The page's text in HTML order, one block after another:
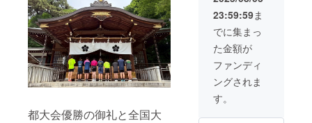
都大会優勝の御礼と全国大
都小学生
ファイナル
カップ 女
子チーム
優勝
（26年
23:59:59ま
でに集まっ
た金額が
ファンディ
ングされま
す。